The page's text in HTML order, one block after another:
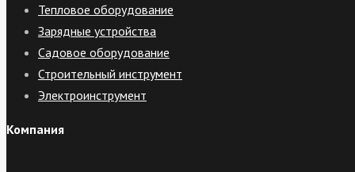
Тепловое оборудование
Зарядные устройства
Садовое оборудование
Строительный инструмент
Электроинструмент
Компания